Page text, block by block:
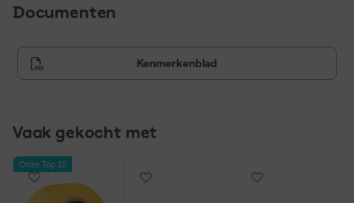
Documenten
Kenmerkenblad
Vaak gekocht met
Onze Top 10